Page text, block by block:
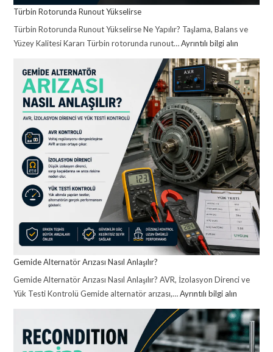
Türbin Rotorunda Runout Yükselirse
Türbin Rotorunda Runout Yükselirse Ne Yapılır? Taşlama, Balans ve
Yüzey Kalitesi Kararı Türbin rotorunda runout…Ayrıntılı bilgi alın
Gemide Alternatör Arızası Nasıl Anlaşılır?
Gemide Alternatör Arızası Nasıl Anlaşılır? AVR, İzolasyon Direnci ve
Yük Testi Kontrolü Gemide alternatör arızası,…Ayrıntılı bilgi alın